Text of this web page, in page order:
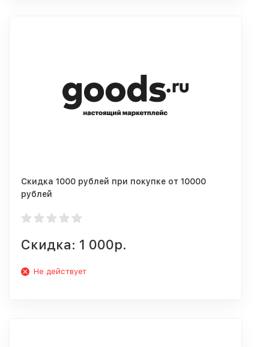
Скидка 1000 рублей при покупке от 10000
рублей
Скидка: 1 000р.
Не действует